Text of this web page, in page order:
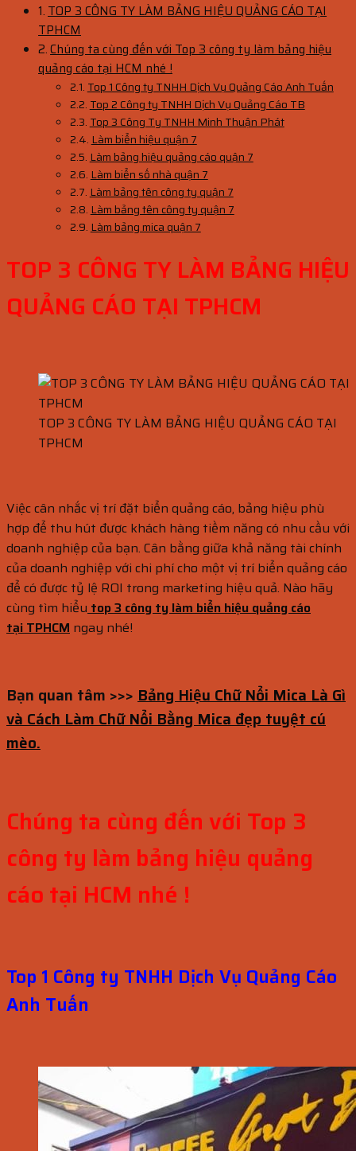
TOP 3 CÔNG TY LÀM BẢNG HIỆU QUẢNG CÁO TẠI
TPHCM
Chúng ta cùng đến với Top 3 công ty làm bảng hiệu
quảng cáo tại HCM nhé !
Top 1 Công ty TNHH Dịch Vụ Quảng Cáo Anh Tuấn
Top 2 Công ty TNHH Dịch Vụ Quảng Cáo TB
Top 3 Công Ty TNHH Minh Thuận Phát
Làm biển hiệu quận 7
Làm bảng hiệu quảng cáo quận 7
Làm biển số nhà quận 7
Làm bảng tên công ty quận 7
Làm bảng tên công ty quận 7
Làm bảng mica quận 7
TOP 3 CÔNG TY LÀM BẢNG HIỆU
QUẢNG CÁO TẠI TPHCM
TOP 3 CÔNG TY LÀM BẢNG HIỆU QUẢNG CÁO TẠI
TPHCM
Việc cân nhắc vị trí đặt biển quảng cáo, bảng hiệu phù
hợp để thu hút được khách hàng tiềm năng có nhu cầu với
doanh nghiệp của bạn. Cân bằng giữa khả năng tài chính
của doanh nghiệp với chi phí cho một vị trí biển quảng cáo
để có được tỷ lệ ROI trong marketing hiệu quả. Nào hãy
cùng tìm hiểu top 3 công ty làm biển hiệu quảng cáo
tại TPHCM ngay nhé!
Bạn quan tâm >>> Bảng Hiệu Chữ Nổi Mica Là Gì
và Cách Làm Chữ Nổi Bằng Mica đẹp tuyệt cú
mèo.
Chúng ta cùng đến với Top 3
công ty làm bảng hiệu quảng
cáo tại HCM nhé !
Top 1 Công ty TNHH Dịch Vụ Quảng Cáo
Anh Tuấn